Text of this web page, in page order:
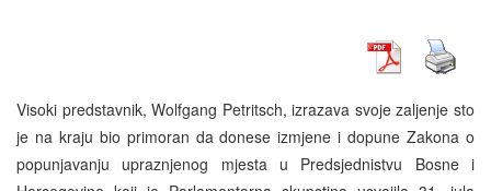
Visoki predstavnik, Wolfgang Petritsch, izrazava svoje zaljenje sto
je na kraju bio primoran da donese izmjene i dopune Zakona o
popunjavanju upraznjenog mjesta u Predsjednistvu Bosne i